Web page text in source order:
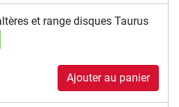
et range disques Taurus
Ajouter au panier